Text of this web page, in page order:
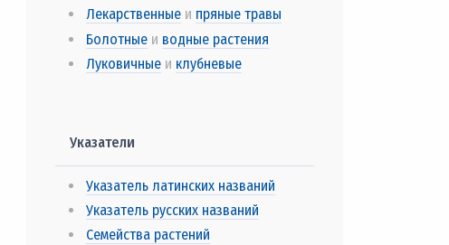
Лекарственныеи пряные травы
Болотныеи водные растения
Луковичныеи клубневые
Указатели
Указатель латинских названий
Указатель русских названий
Семейства растений